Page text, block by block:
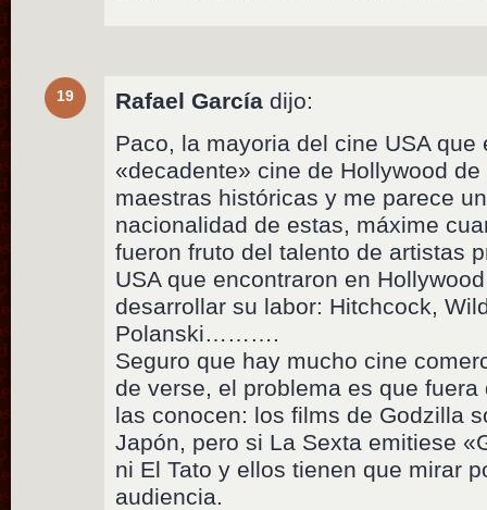
19 Rafael García dijo:
Paco, la mayoria del cine USA
«decadente» cine de Hollywood
maestras históricas y me parece
nacionalidad de estas, máxime
fueron fruto del talento de artistas
USA que encontraron en
desarrollar su labor: Hitchcock,
Polanski……….
Seguro que hay mucho cine
de verse, el problema es que
las conocen: los films de Godzilla
Japón, pero si La Sexta emitiese
ni El Tato y ellos tienen que mirar
audiencia.